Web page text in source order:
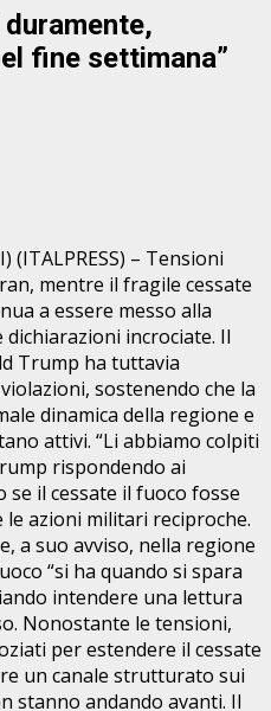
fine settimana”
(ITALPRESS) – Tensioni
mentre il fragile cessate
a essere messo alla
dichiarazioni incrociate. Il
Trump ha tuttavia
sostenendo che la
dinamica della regione e
attivi. “Li abbiamo colpiti
rispondendo ai
il cessate il fuoco fosse
azioni militari reciproche.
a suo avviso, nella regione
“si ha quando si spara
intendere una lettura
Nonostante le tensioni,
per estendere il cessate
un canale strutturato sui
stanno andando avanti. Il